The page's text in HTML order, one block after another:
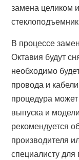
замена целиком
В процессе
Октавия будут
необходимо
провода и
процедура может
выпуска и
рекомендуется
производителя
специалисту